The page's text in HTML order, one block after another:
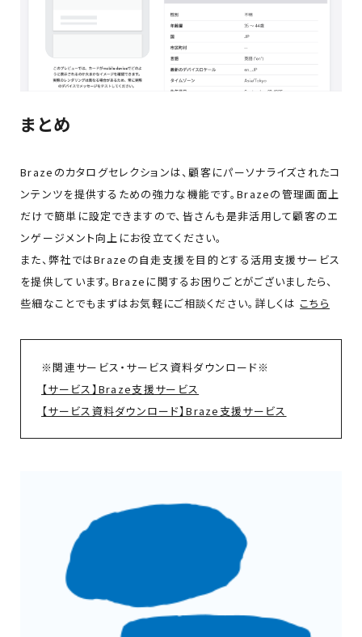
まとめ
Brazeのカタログセレクションは、顧客にパーソナライズされたコ
ンテンツを提供するための強力な機能です。Brazeの管理画面上
だけで簡単に設定できますので、皆さんも是非活用して顧客のエ
ンゲージメント向上にお役立てください。
また、弊社ではBrazeの自走支援を目的とする活用支援サービス
を提供しています。Brazeに関するお困りごとがございましたら、
些細なことでもまずはお気軽にご相談ください。詳しくは こちら
※関連サービス・サービス資料ダウンロード※
【サービス】Braze支援サービス
【サービス資料ダウンロード】Braze支援サービス